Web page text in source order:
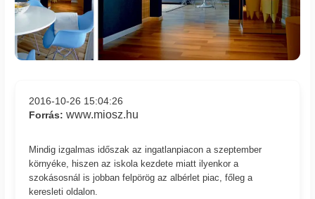
2016-10-26 15:04:26
Forrás:www.miosz.hu
Mindig izgalmas időszak az ingatlanpiacon a szeptember
környéke, hiszen az iskola kezdete miatt ilyenkor a
szokásosnál is jobban felpörög az albérlet piac, főleg a
keresleti oldalon.